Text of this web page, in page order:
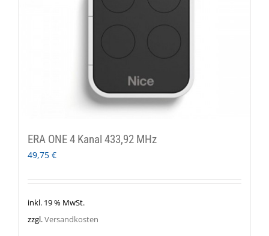
ERA ONE 4 Kanal 433,92 MHz
49,75 €
inkl. 19 % MwSt.
zzgl.Versandkosten